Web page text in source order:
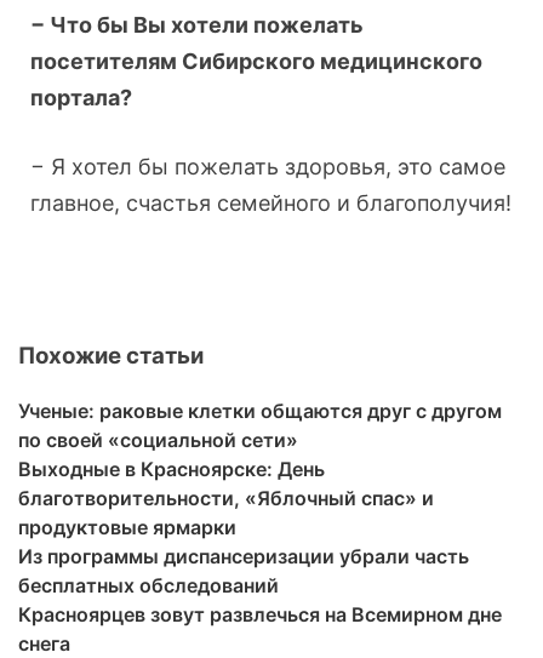
− Что бы Вы хотели пожелать
посетителям Сибирского медицинского
портала?
− Я хотел бы пожелать здоровья, это самое
главное, счастья семейного и благополучия!
Похожие статьи
Ученые: раковые клетки общаются друг с другом
по своей «социальной сети»
Выходные в Красноярске: День
благотворительности, «Яблочный спас» и
продуктовые ярмарки
Из программы диспансеризации убрали часть
бесплатных обследований
Красноярцев зовут развлечься на Всемирном дне
снега